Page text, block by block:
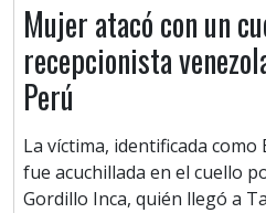
Mujer atacó con un
recepcionista
Perú
La víctima, identificada como
fue acuchillada en el cuello
Gordillo Inca, quién llegó a